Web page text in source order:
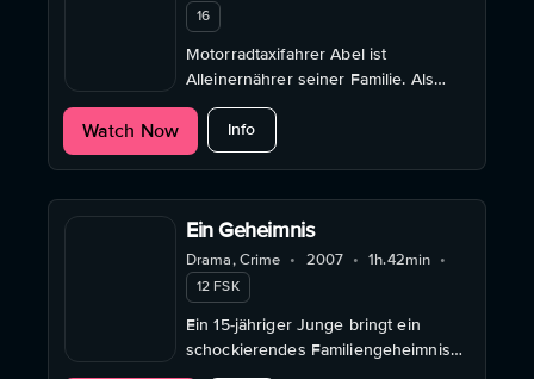
16
Motorradtaxifahrer Abel ist
Alleinernährer seiner Familie. Als
sein Boda Boda geklaut wird, muss
er in die Unterwelt von Kampala
absteigen.
Watch Now Infoabout The Boda Boda Thieves
Ein Geheimnis
Drama, Crime • 2007 • 1h.42min •
12 FSK
Ein 15-jähriger Junge bringt ein
schockierendes Familiengeheimnis
ans Licht.